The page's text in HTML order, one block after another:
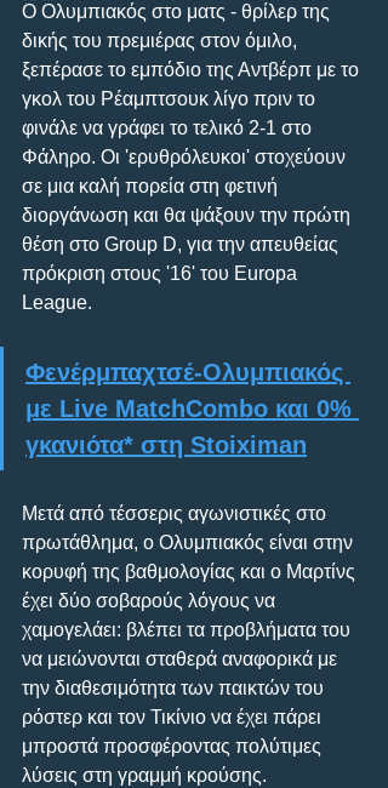
Ο Ολυμπιακός στο ματς - θρίλερ της
δικής του πρεμιέρας στον όμιλο,
ξεπέρασε το εμπόδιο της Αντβέρπ με το
γκολ του Ρέαμπτσουκ λίγο πριν το
φινάλε να γράφει το τελικό 2-1 στο
Φάληρο. Οι 'ερυθρόλευκοι' στοχεύουν
σε μια καλή πορεία στη φετινή
διοργάνωση και θα ψάξουν την πρώτη
θέση στο Group D, για την απευθείας
πρόκριση στους '16' του Europa
League.
Φενέρμπαχτσέ-Ολυμπιακός
με Live MatchCombo και 0%
γκανιότα* στη Stoiximan
Μετά από τέσσερις αγωνιστικές στο
πρωτάθλημα, ο Ολυμπιακός είναι στην
κορυφή της βαθμολογίας και ο Μαρτίνς
έχει δύο σοβαρούς λόγους να
χαμογελάει: βλέπει τα προβλήματα του
να μειώνονται σταθερά αναφορικά με
την διαθεσιμότητα των παικτών του
ρόστερ και τον Τικίνιο να έχει πάρει
μπροστά προσφέροντας πολύτιμες
λύσεις στη γραμμή κρούσης.